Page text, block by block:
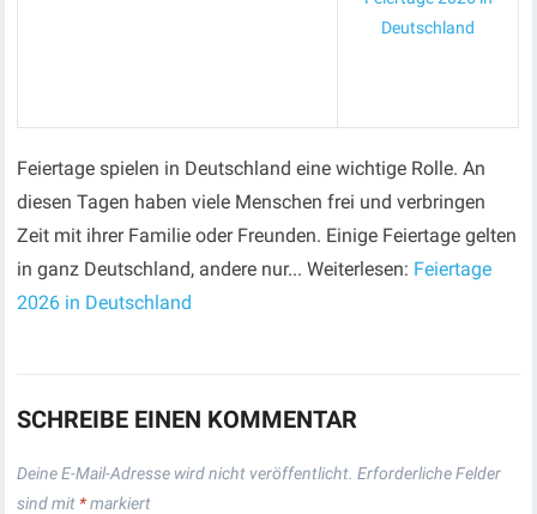
Deutschland
Feiertage spielen in Deutschland eine wichtige Rolle. An
diesen Tagen haben viele Menschen frei und verbringen
Zeit mit ihrer Familie oder Freunden. Einige Feiertage gelten
in ganz Deutschland, andere nur... Weiterlesen: Feiertage
2026 in Deutschland
SCHREIBE EINEN KOMMENTAR
Deine E-Mail-Adresse wird nicht veröffentlicht. Erforderliche Felder
sind mit *markiert